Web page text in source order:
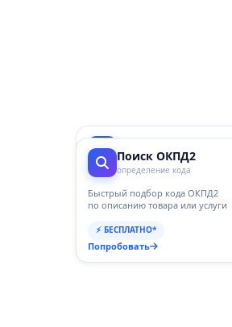
ГосПоинт
автоматизация 44-ФЗ
Планирование, Подготовка,
Закупки, Контракты, Поставщики,
Отчетность и Аналитика
⚡ 3 дня бесплатно
Перейти
Поиск ОКПД2
определение кода
Быстрый подбор кода ОКПД2
по описанию товара или услуги
⚡ БЕСПЛАТНО*
Попробовать